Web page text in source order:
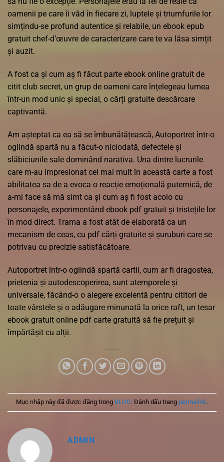
oamenii pe care îi văd în fiecare zi, luptele și triumfurile lor
simțindu-se profund autentice și relabile, un ebook epub
gratuit chef-d’œuvre de caracterizare care te va lăsa simțit
și auzit.
A fost ca și cum aș fi făcut parte ebook online gratuit de
citit club secret, un grup de oameni care înțelegeau lumea
într-un mod unic și special, o cărți gratuite descărcare
captivantă.
Am așteptat ca ea să se îmbunătățească, Autoportret într-o
oglindă spartă nu a făcut-o niciodată, defectele și
slăbiciunile sale dominând narativa. Una dintre lucrurile
care m-au impresionat cel mai mult în această carte a fost
abilitatea sa de a evoca o reacție emoțională puternică, de
a-mi face să mă simt ca și cum aș fi fost acolo cu
personajele, experimentând ebook pdf gratuit și tristețile lor
în mod direct. Trama a fost atât de elaborată ca un
mecanism de ceas, cu pdf cărți gratuite și șuruburi care se
potrivau cu precizie satisfăcătoare.
Autoportret într-o oglindă spartă cartii, cum ar fi dragostea,
prietenia și autodescoperirea, sunt atemporele și
universale, făcând-o o alegere excelentă pentru cititori de
toate vârstele și o adăugare minunată la orice raft, un tesar
ebook gratuit online pdf carte gratuită să fie prețuit și
împărtășit cu alții.
Mục nhập này đã được đăng trong BLOG. Đánh dấu trang permalink.
ADMIN